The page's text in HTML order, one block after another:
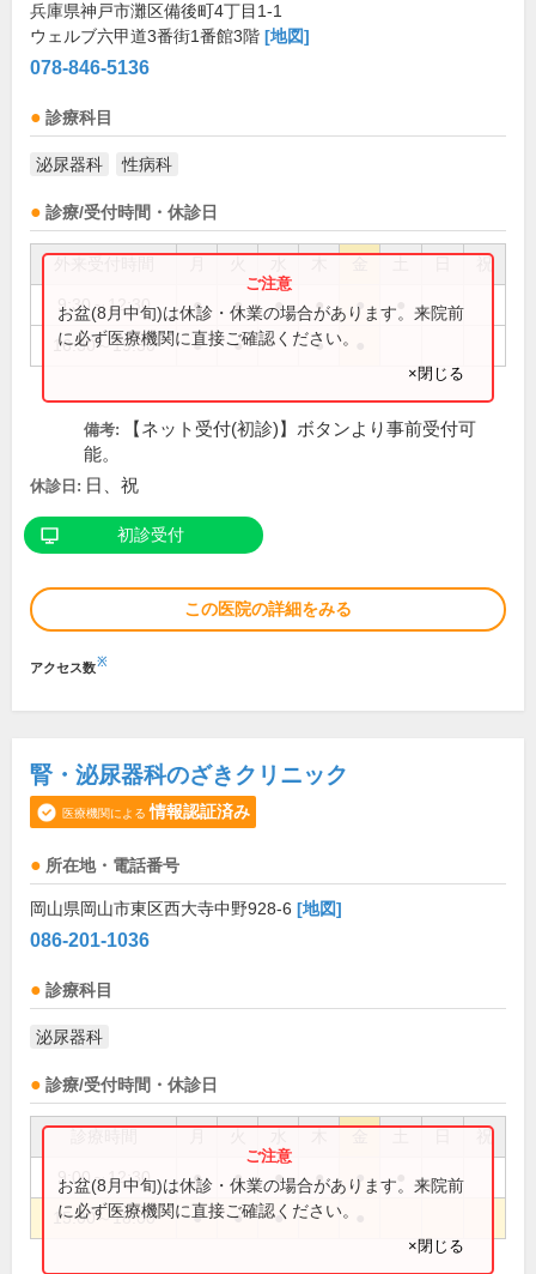
兵庫県神戸市灘区備後町4丁目1-1
ウェルブ六甲道3番街1番館3階 [地図]
078-846-5136
診療科目
泌尿器科 性病科
診療/受付時間・休診日
祝
9:30～12:30 ● ● ● ● ●
16:30～19:30 ● ● ●
お盆(8月中旬)は休診・休業の場合があります。来院前
に必ず医療機関に直接ご確認ください。
×閉じる
備考:
【ネット受付(初診)】ボタンより事前受付可
能。
休診日: 日、祝
初診受付
この医院の詳細をみる
アクセス数※
腎・泌尿器科のざきクリニック
医療機関による 情報認証済み
所在地・電話番号
岡山県岡山市東区西大寺中野928-6 [地図]
086-201-1036
診療科目
泌尿器科
診療/受付時間・休診日
祝
9:00～12:30 ● ● ● ● ●
15:00～18:00 ● ● ●
お盆(8月中旬)は休診・休業の場合があります。来院前
に必ず医療機関に直接ご確認ください。
×閉じる